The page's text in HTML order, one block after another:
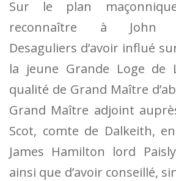
Sur le plan
reconnaître à John
Desaguliers d’avoir influé
la jeune Grande Loge de
qualité de Grand Maître
Grand Maître adjoint
Scot, comte de Dalkeith,
James Hamilton lord
ainsi que d’avoir conseillé,